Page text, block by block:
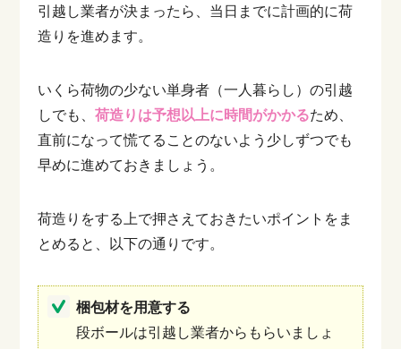
積もり比較」について、以下の点を詳しくご
紹介します。引越し業者選びで見積もり比較
引越し業者が決まったら、当日までに計画的に荷
造りを進めます。
いくら荷物の少ない単身者（一人暮らし）の引越
しでも、荷造りは予想以上に時間がかかるため、
直前になって慌てることのないよう少しずつでも
早めに進めておきましょう。
荷造りをする上で押さえておきたいポイントをま
とめると、以下の通りです。
梱包材を用意する
段ボールは引越し業者からもらいましょ